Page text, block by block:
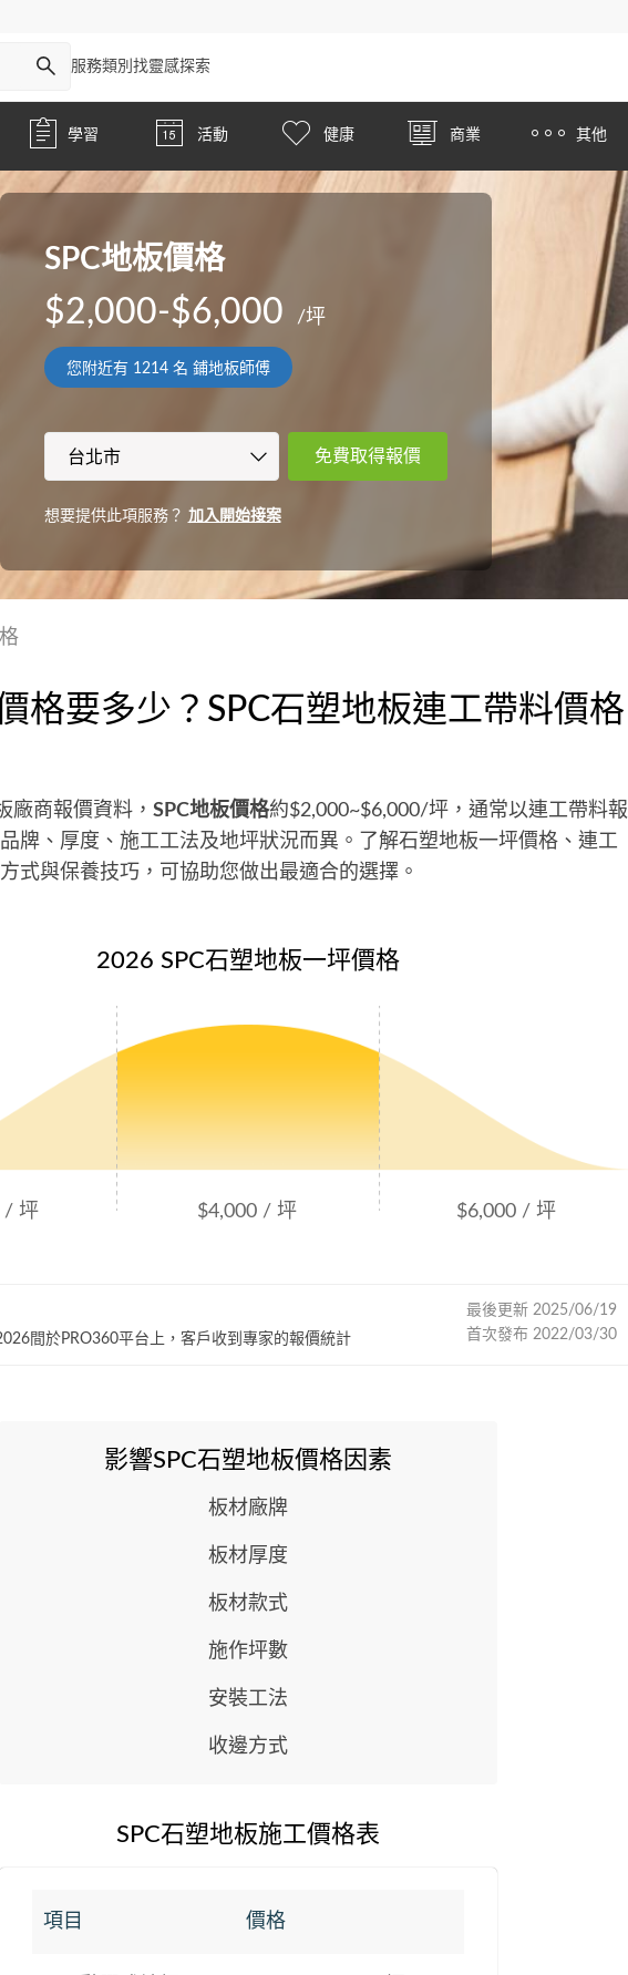
服務類別 找靈感探索
學習 活動 健康 商業 其他
SPC地板價格
$2,000-$6,000 /坪
您附近有 1214名 鋪地板師傅
免費取得報價
想要提供此項服務？ 加入開始接案
格要多少？SPC石塑地板連工帶料價格
廠商報價資料， SPC地板價格約$2,000~$6,000/坪，通常以連工帶料報
牌、厚度、施工工法及地坪狀況而異。了解石塑地板一坪價格、連工
式與保養技巧，可協助您做出最適合的選擇。
2026 SPC石塑地板一坪價格
/ 坪 $4,000 / 坪 $6,000 / 坪
間於PRO360平台上，客戶收到專家的報價統計
最後更新 2025/06/19
首次發布 2022/03/30
影響SPC石塑地板價格因素
板材廠牌
板材厚度
板材款式
施作坪數
安裝工法
收邊方式
SPC石塑地板施工價格表
項目 價格